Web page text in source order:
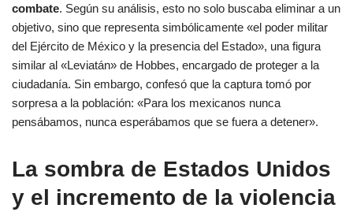
combate. Según su análisis, esto no solo buscaba eliminar a un
objetivo, sino que representa simbólicamente «el poder militar
del Ejército de México y la presencia del Estado», una figura
similar al «Leviatán» de Hobbes, encargado de proteger a la
ciudadanía. Sin embargo, confesó que la captura tomó por
sorpresa a la población: «Para los mexicanos nunca
pensábamos, nunca esperábamos que se fuera a detener».
La sombra de Estados Unidos
y el incremento de la violencia